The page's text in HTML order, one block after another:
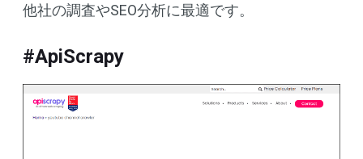
他社の調査やSEO分析に最適です。
#ApiScrapy